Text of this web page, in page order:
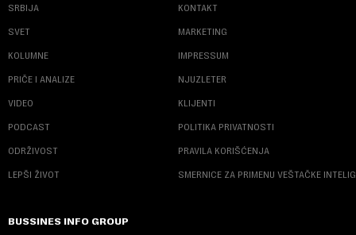
SRBIJA
SVET
KOLUMNE
PRIČE I ANALIZE
VIDEO
PODCAST
ODRŽIVOST
LEPŠI ŽIVOT
KONTAKT
MARKETING
IMPRESSUM
NJUZLETER
KLIJENTI
POLITIKA PRIVATNOSTI
PRAVILA KORIŠĆENJA
SMERNICE ZA PRIMENU VEŠTAČKE
BUSSINES INFO GROUP